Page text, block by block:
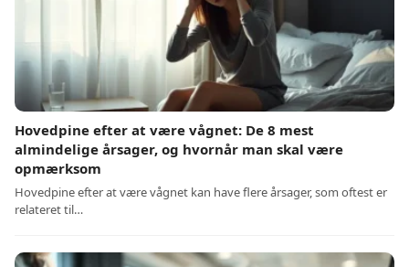
Hovedpine efter at være vågnet: De 8 mest
almindelige årsager, og hvornår man skal være
opmærksom
Hovedpine efter at være vågnet kan have flere årsager, som oftest er
relateret til…